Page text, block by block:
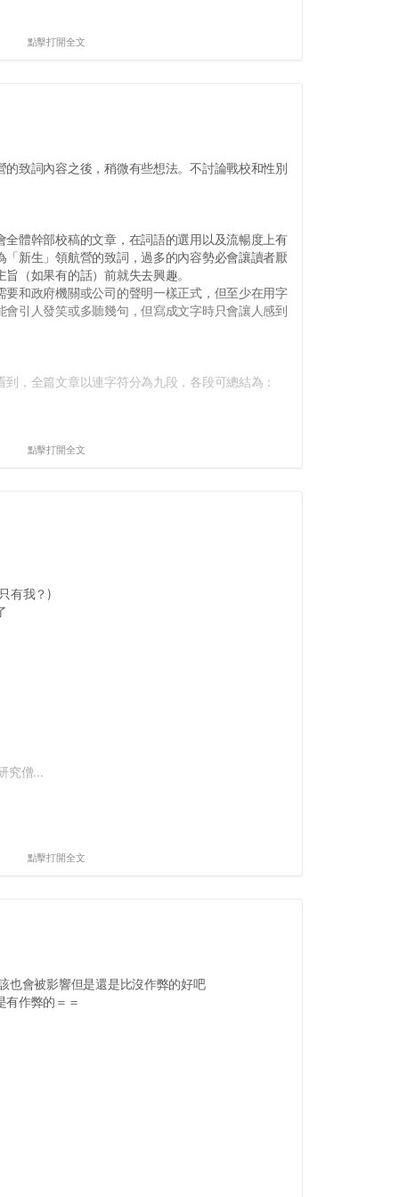
點擊打開全文
致詞內容之後，稍微有些想法。不討論戰校和性別
體幹部校稿的文章，在詞語的選用以及流暢度上有
新生」領航營的致詞，過多的內容勢必會讓讀者厭
（如果有的話）前就失去興趣。
和政府機關或公司的聲明一樣正式，但至少在用字
會引人發笑或多聽幾句，但寫成文字時只會讓人感到
全篇文章以連字符分為九段，各段可總結為：
點擊打開全文
有我？)
究僧...
點擊打開全文
也會被影響但是還是比沒作弊的好吧
有作弊的＝＝